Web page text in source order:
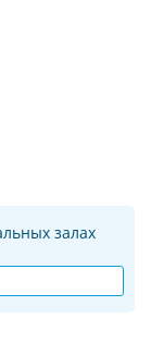
залах